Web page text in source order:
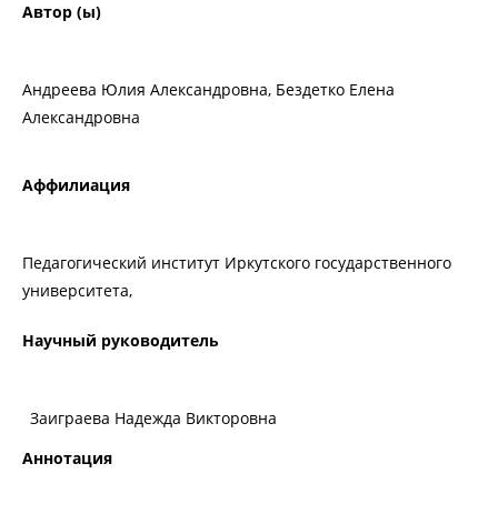
Автор (ы)
Андреева Юлия Александровна, Бездетко Елена
Александровна
Аффилиация
Педагогический институт Иркутского государственного
университета,
Научный руководитель
Заиграева Надежда Викторовна
Аннотация